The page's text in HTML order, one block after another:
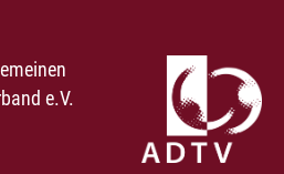
e.V.